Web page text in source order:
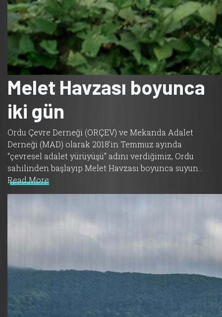
Melet Havzası boyunca
iki gün
Ordu Çevre Derneği (ORÇEV) ve Mekanda Adalet
Derneği (MAD) olarak 2018’in Temmuz ayında
“çevresel adalet yürüyüşü” adını verdiğimiz, Ordu
sahilinden başlayıp Melet Havzası boyunca suyun…
Read More